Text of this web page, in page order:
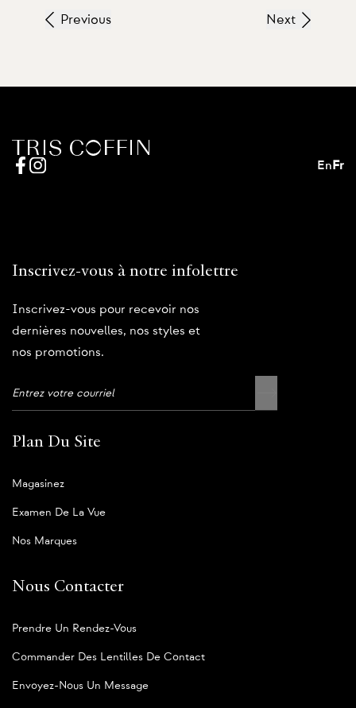
Previous Next
En Fr
Inscrivez-vous à notre infolettre
Inscrivez-vous pour recevoir nos
dernières nouvelles, nos styles et
nos promotions.
Plan Du Site
Magasinez
Examen De La Vue
Nos Marques
Nous Contacter
Prendre Un Rendez-Vous
Commander Des Lentilles De Contact
Envoyez-Nous Un Message